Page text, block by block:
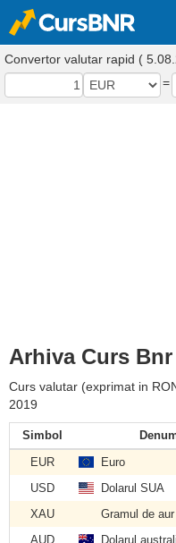
Convertor valutar rapid (
=
Arhiva Curs Bnr
Curs valutar (exprimat in
2019
Simbol
EUR
Euro
USD
Dolarul SUA
XAU
Gramul de aur
AUD
Dolarul